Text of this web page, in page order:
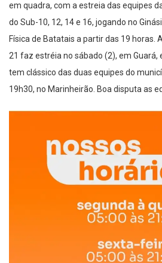
em quadra, com a estreia das equipes
do Sub-10, 12, 14 e 16, jogando no
Física de Batatais a partir das 19 horas.
21 faz estréia no sábado (2), em Guará,
tem clássico das duas equipes do
19h30, no Marinheirão. Boa disputa as